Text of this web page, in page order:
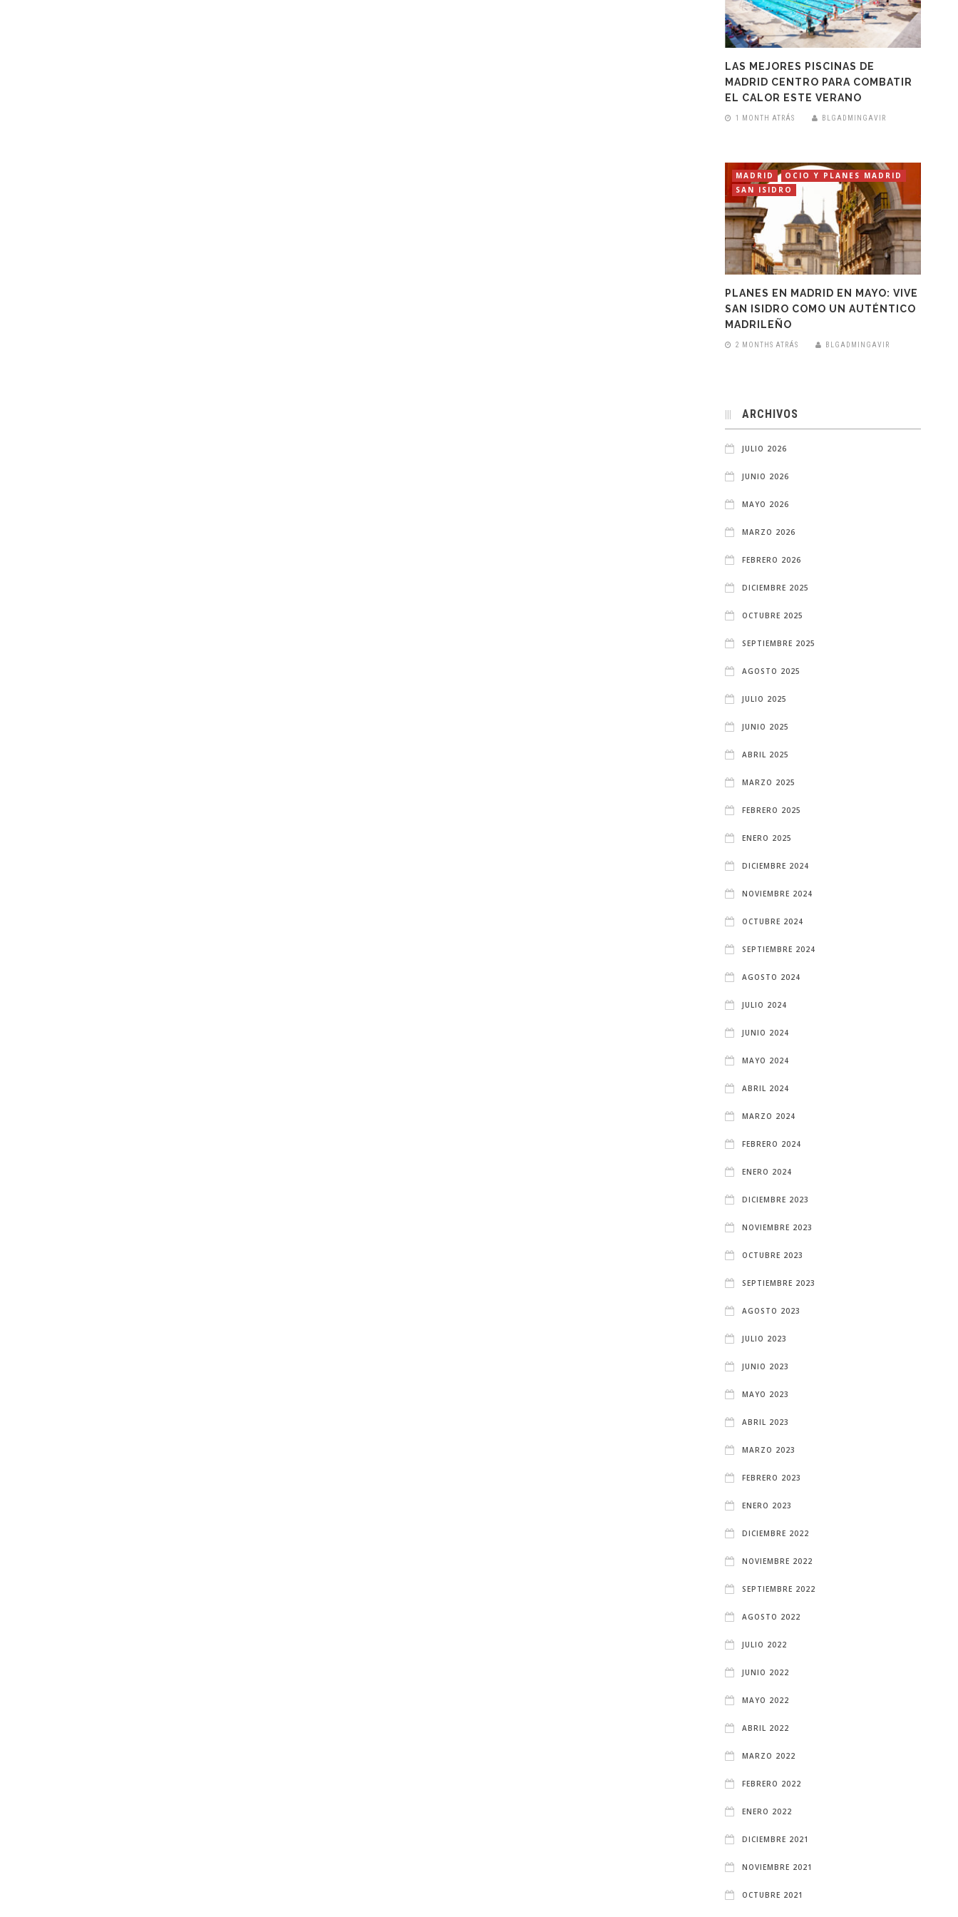
LAS MEJORES PISCINAS DE
MADRID CENTRO PARA COMBATIR
EL CALOR ESTE VERANO
1 MONTH ATRÁS BLGADMINGAVIR
MADRID
OCIO Y PLANES MADRID
SAN ISIDRO
PLANES EN MADRID EN MAYO: VIVE
SAN ISIDRO COMO UN AUTÉNTICO
MADRILEÑO
2 MONTHS ATRÁS BLGADMINGAVIR
ARCHIVOS
JULIO 2026
JUNIO 2026
MAYO 2026
MARZO 2026
FEBRERO 2026
DICIEMBRE 2025
OCTUBRE 2025
SEPTIEMBRE 2025
AGOSTO 2025
JULIO 2025
JUNIO 2025
ABRIL 2025
MARZO 2025
FEBRERO 2025
ENERO 2025
DICIEMBRE 2024
NOVIEMBRE 2024
OCTUBRE 2024
SEPTIEMBRE 2024
AGOSTO 2024
JULIO 2024
JUNIO 2024
MAYO 2024
ABRIL 2024
MARZO 2024
FEBRERO 2024
ENERO 2024
DICIEMBRE 2023
NOVIEMBRE 2023
OCTUBRE 2023
SEPTIEMBRE 2023
AGOSTO 2023
JULIO 2023
JUNIO 2023
MAYO 2023
ABRIL 2023
MARZO 2023
FEBRERO 2023
ENERO 2023
DICIEMBRE 2022
NOVIEMBRE 2022
SEPTIEMBRE 2022
AGOSTO 2022
JULIO 2022
JUNIO 2022
MAYO 2022
ABRIL 2022
MARZO 2022
FEBRERO 2022
ENERO 2022
DICIEMBRE 2021
NOVIEMBRE 2021
OCTUBRE 2021